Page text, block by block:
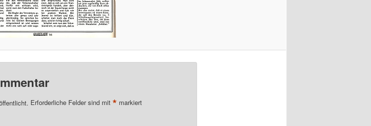
Erforderliche Felder sind mit * markiert